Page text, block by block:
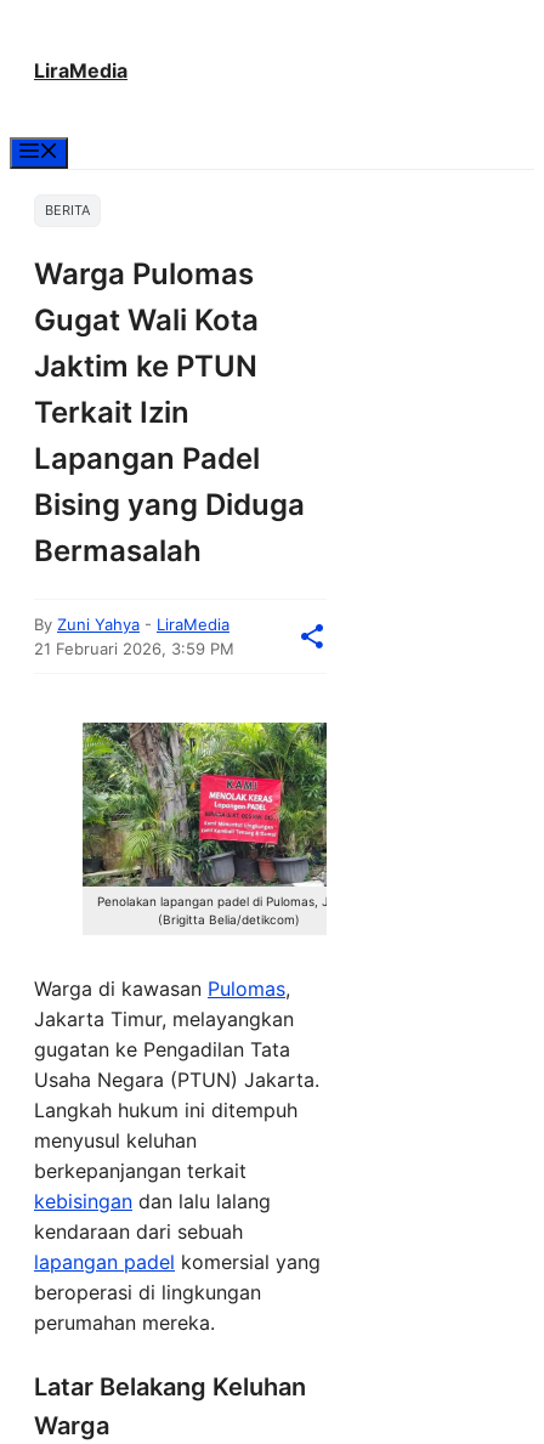
LiraMedia
BERITA
Warga Pulomas
Gugat Wali Kota
Jaktim ke PTUN
Terkait Izin
Lapangan Padel
Bising yang Diduga
Bermasalah
By Zuni Yahya - LiraMedia
21 Februari 2026, 3:59 PM
Penolakan lapangan padel di Pulomas, Jaktim
(Brigitta Belia/detikcom)
Warga di kawasan Pulomas,
Jakarta Timur, melayangkan
gugatan ke Pengadilan Tata
Usaha Negara (PTUN) Jakarta.
Langkah hukum ini ditempuh
menyusul keluhan
berkepanjangan terkait
kebisingan dan lalu lalang
kendaraan dari sebuah
lapangan padel komersial yang
beroperasi di lingkungan
perumahan mereka.
Latar Belakang Keluhan
Warga